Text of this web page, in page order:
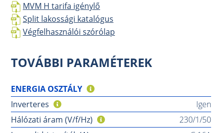
MVM H tarifa igénylő
Split lakossági katalógus
Végfelhasználói szórólap
TOVÁBBI PARAMÉTEREK
ENERGIA OSZTÁLY
Inverteres
Igen
Hálózati áram (V/f/Hz)
230/1/50